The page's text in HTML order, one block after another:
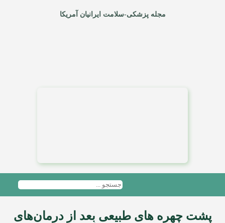
مجله پزشکی-سلامت ایرانیان آمریکا
پشت چهره‌ های طبیعی بعد از درمان‌های